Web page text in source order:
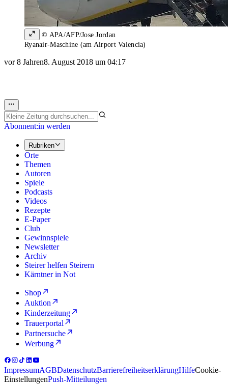
© APA/AFP/Jose Jordan
Ryanair-Maschine (am Airport Valencia)
vor 8 Jahren8. August 2018 um 04:17
Abonnent:in werden
Rubriken
Orte
Themen
Autoren
Spiele
Podcasts
Videos
Rezepte
E-Paper
Club
Gewinnspiele
Newsletter
Archiv
Steirer helfen Steirern
Kärntner in Not
Shop
Auktion
Kinderzeitung
Trauerportal
Partnersuche
Werbung
ImpressumAGBDatenschutzBarrierefreiheitserklärungHilfeCookie-
EinstellungenPush-Mitteilungen